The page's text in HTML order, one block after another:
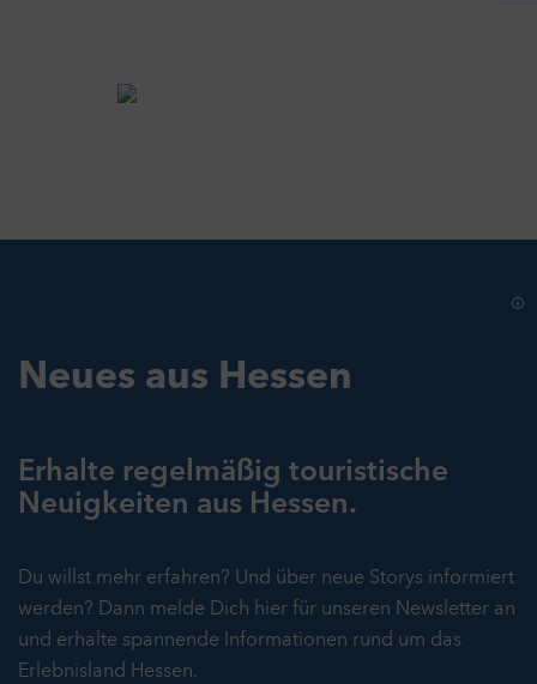
Neues aus Hessen
Erhalte regelmäßig touristische
Neuigkeiten aus Hessen.
Du willst mehr erfahren? Und über neue Storys informiert
werden? Dann melde Dich hier für unseren Newsletter an
und erhalte spannende Informationen rund um das
Erlebnisland Hessen.